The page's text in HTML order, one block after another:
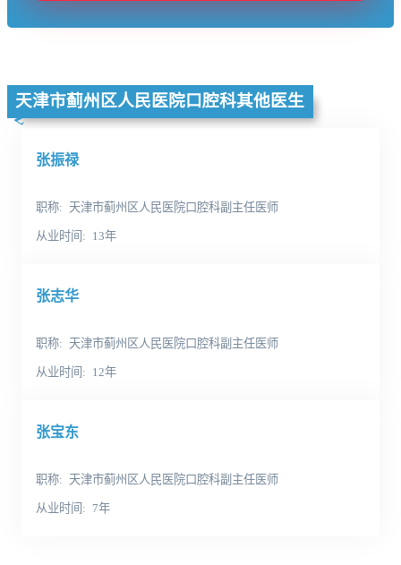
天津市蓟州区人民医院口腔科其他医生
张振禄
职称 天津市蓟州区人民医院口腔科副主任医师
从业时间 13年
张志华
职称 天津市蓟州区人民医院口腔科副主任医师
从业时间 12年
张宝东
职称 天津市蓟州区人民医院口腔科副主任医师
从业时间 7年